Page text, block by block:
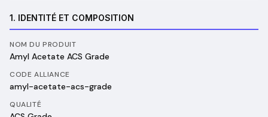
1. IDENTITÉ ET COMPOSITION
NOM DU PRODUIT
Amyl Acetate ACS Grade
CODE ALLIANCE
amyl-acetate-acs-grade
QUALITÉ